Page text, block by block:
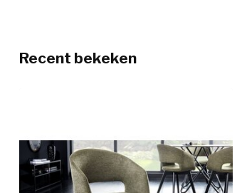
Recent bekeken